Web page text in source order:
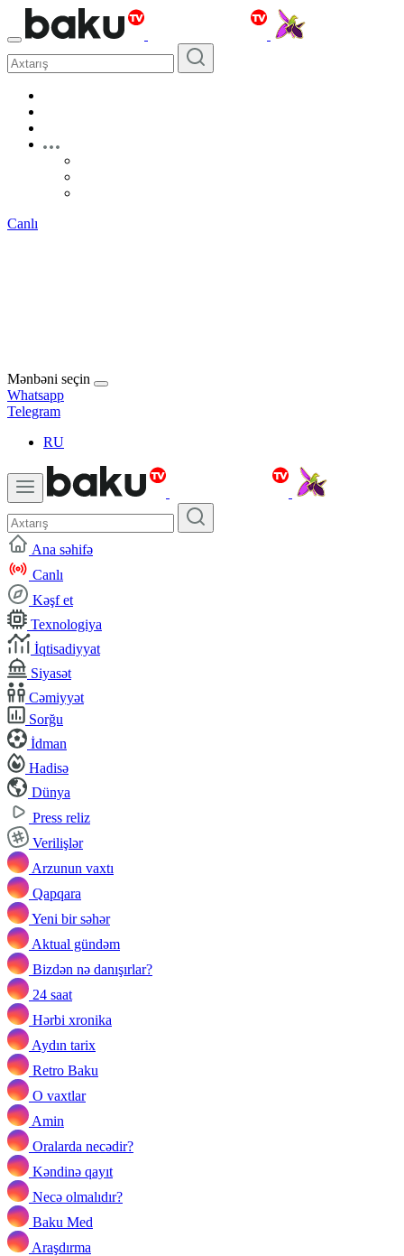
Canlı
Mənbəni seçin
Whatsapp
Telegram
RU
Ana səhifə
Canlı
Kəşf et
Texnologiya
İqtisadiyyat
Siyasət
Cəmiyyət
Sorğu
İdman
Hadisə
Dünya
Press reliz
Verilişlər
Arzunun vaxtı
Qapqara
Yeni bir səhər
Aktual gündəm
Bizdən nə danışırlar?
24 saat
Hərbi xronika
Aydın tarix
Retro Baku
O vaxtlar
Amin
Oralarda necədir?
Kəndinə qayıt
Necə olmalıdır?
Baku Med
Araşdırma